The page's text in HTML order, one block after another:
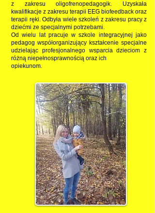
z zakresu oligofrenopedagogik. Uzyskała
kwalifikacje z zakresu terapii EEG biofeedback oraz
terapii ręki. Odbyła wiele szkoleń z zakresu pracy z
dziećmi ze specjalnymi potrzebami.
Od wielu lat pracuje w szkole integracyjnej jako
pedagog współorganizujący kształcenie specjalne
udzielając profesjonalnego wsparcia dzieciom z
różną niepełnosprawnością oraz ich
opiekunom.